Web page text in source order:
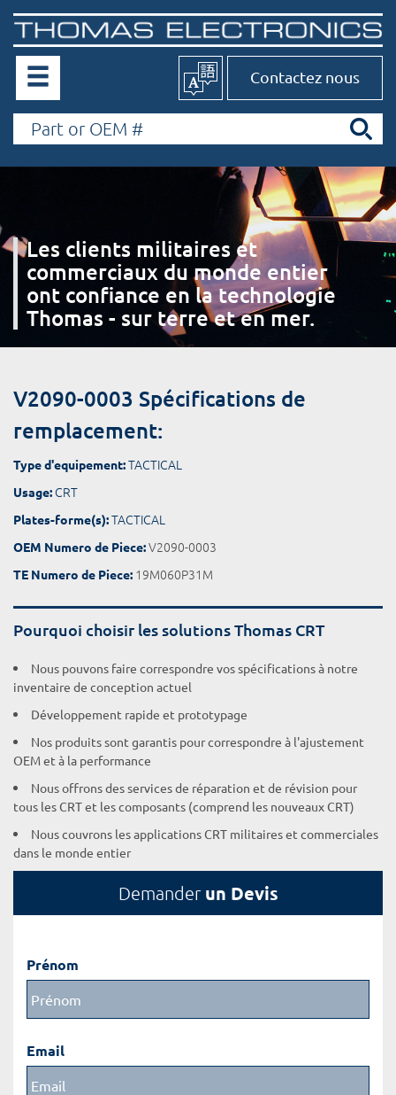
Contactez nous
Les clients militaires et
commerciaux du monde entier
ont confiance en la technologie
Thomas - sur terre et en mer.
V2090-0003 Spécifications de
remplacement:
Type d'equipement:TACTICAL
Usage: CRT
Plates-forme(s):TACTICAL
OEM Numero de Piece:V2090-0003
TE Numero de Piece: 19M060P31M
Pourquoi choisir les solutions Thomas CRT
Nous pouvons faire correspondre vos spécifications à notre
inventaire de conception actuel
Développement rapide et prototypage
Nos produits sont garantis pour correspondre à l'ajustement
OEM et à la performance
Nous offrons des services de réparation et de révision pour
tous les CRT et les composants (comprend les nouveaux CRT)
Nous couvrons les applications CRT militaires et commerciales
dans le monde entier
Demander un Devis
Prénom
Email